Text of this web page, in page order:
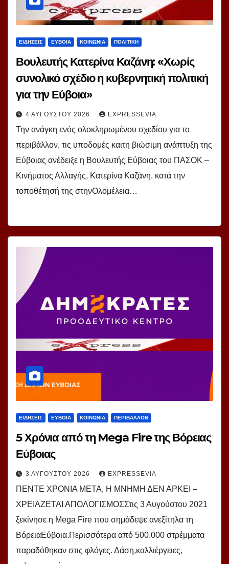
ΕΙΔΗΣΕΙΣ ΕΥΒΟΙΑ ΚΟΙΝΩΝΙΑ ΠΟΛΙΤΙΚΗ
Βουλευτής Κατερίνα Καζάνη: «Χωρίς
συνολικό σχέδιο η κυβερνητική πολιτική
για την Εύβοια»
4 ΑΥΓΟΎΣΤΟΥ 2026 EXPRESSEVIA
Την ανάγκη ενός ολοκληρωμένου σχεδίου για το
περιβάλλον, τις υποδομές καιτη βιώσιμη ανάπτυξη της
Εύβοιας ανέδειξε η Βουλευτής Εύβοιας του ΠΑΣΟΚ –
Κινήματος Αλλαγής, Κατερίνα Καζάνη, κατά την
τοποθέτησή της στηνΟλομέλεια…
ΕΙΔΗΣΕΙΣ ΕΥΒΟΙΑ ΚΟΙΝΩΝΙΑ ΠΕΡΙΒΑΛΛΟΝ
5 Χρόνια από τη Mega Fire της Βόρειας
Εύβοιας
3 ΑΥΓΟΎΣΤΟΥ 2026 EXPRESSEVIA
ΠΕΝΤΕ ΧΡΟΝΙΑ ΜΕΤΑ, Η ΜΝΗΜΗ ΔΕΝ ΑΡΚΕΙ –
ΧΡΕΙΑΖΕΤΑΙ ΑΠΟΛΟΓΙΣΜΟΣΣτις 3 Αυγούστου 2021
ξεκίνησε η Mega Fire που σημάδεψε ανεξίτηλα τη
ΒόρειαΕύβοια.Περισσότερα από 500.000 στρέμματα
παραδόθηκαν στις φλόγες. Δάση,καλλιέργειες,